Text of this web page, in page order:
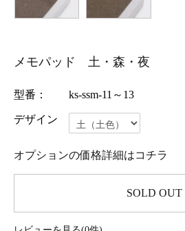
メモパッド 土・森・夜
型番： ks-ssm-11～13
デザイン
オプションの価格詳細はコチラ
SOLD OUT